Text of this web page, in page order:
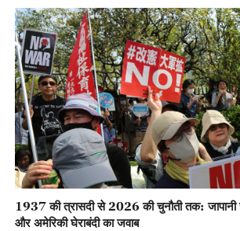
1937 की त्रासदी से 2026 की चुनौती तक: जापानी
और अमेरिकी घेराबंदी का जवाब